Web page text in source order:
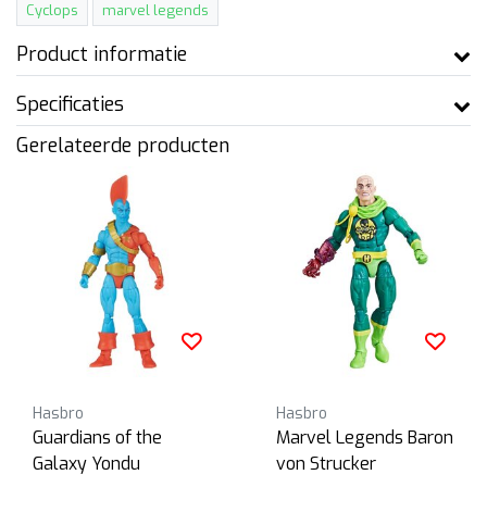
Cyclops marvel legends
Product informatie
Specificaties
Gerelateerde producten
Hasbro
Guardians of the
Galaxy Yondu
Hasbro
Marvel Legends Baron
von Strucker